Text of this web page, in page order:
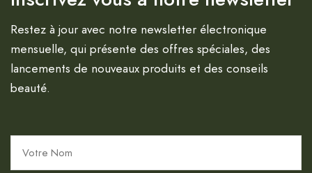
Restez à jour avec notre newsletter électronique
mensuelle, qui présente des offres spéciales, des
lancements de nouveaux produits et des conseils
beauté.